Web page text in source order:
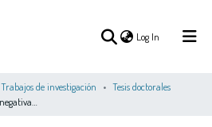
Log In (current)
Trabajos de investigación
Tesis doctorales